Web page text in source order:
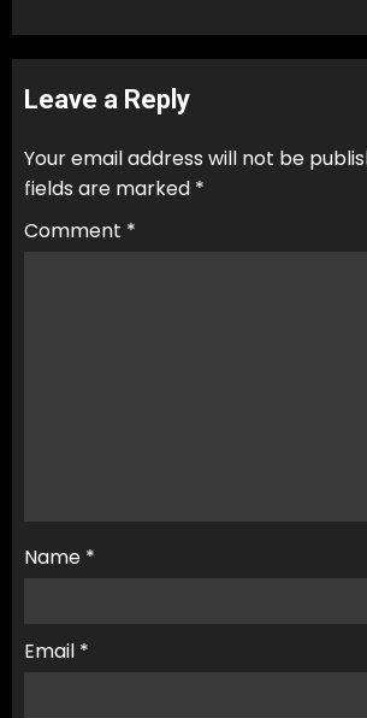
Leave a Reply
Your email address will not be
fields are marked *
Comment *
Name *
Email *